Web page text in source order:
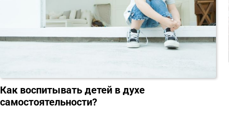
Как воспитывать детей в духе
самостоятельности?